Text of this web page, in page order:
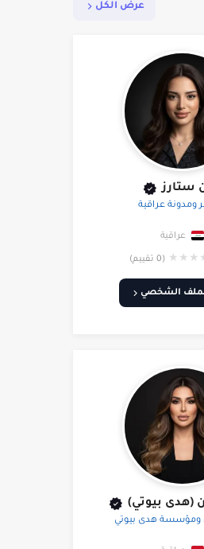
عرض الكل
ستارز
ومدونة عراقية
عراقية
★
★
★ (0 تقييم)
الشخصي
(هدى بيوتي)
ومؤسسة هدى بيوتي